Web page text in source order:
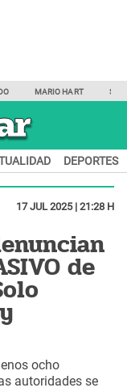
MARIO HART
DEPORTES
17 JUL 2025 | 21:28 H
de
ocho
autoridades se